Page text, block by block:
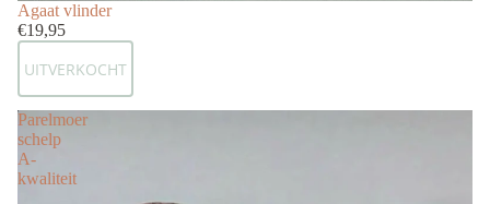
Uitverkocht
Agaat vlinder
€19,95
UITVERKOCHT
Parelmoer
schelp
A-
kwaliteit